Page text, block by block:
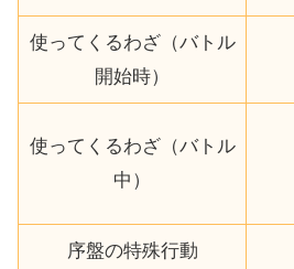
使ってくるわざ（バトル
開始時）
使ってくるわざ（バトル
中）
序盤の特殊行動